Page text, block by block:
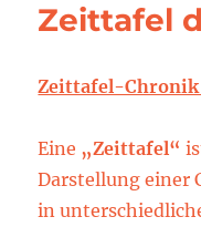
Zeittafel
Zeittafel-Chronik
Eine „Zeittafel“
Darstellung einer
in